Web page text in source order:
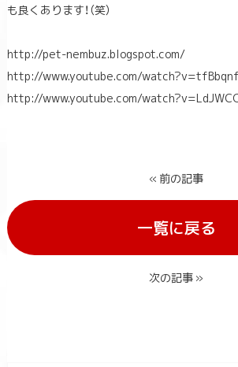
も良くあります！（笑）
http://pet-nembuz.blogspot.com/
http://www.youtube.com/
http://www.youtube.com/
« 前の記事
一覧に戻る
次の記事 »